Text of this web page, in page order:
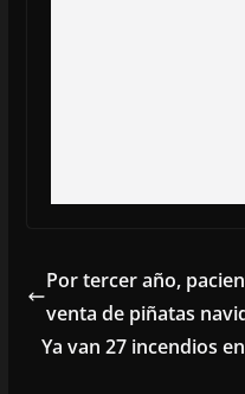
Por tercer año,
venta de piñatas
Ya van 27 incendios